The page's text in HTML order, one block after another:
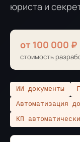
юриста и
от 100 000 ₽
стоимость
ИИ документы
Автоматизация
КП автоматически